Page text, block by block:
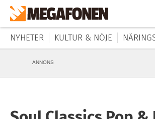
NYHETER KULTUR & NÖJE
ANNONS